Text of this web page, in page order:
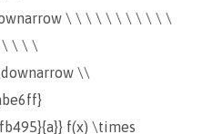
\ \ \ \ \ \ \ \ \ \ \
\ \ \
\\
f(x) \times